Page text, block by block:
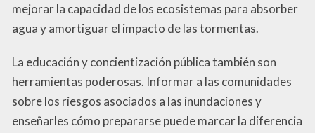
mejorar la capacidad de los ecosistemas para absorber
agua y amortiguar el impacto de las tormentas.
La educación y concientización pública también son
herramientas poderosas. Informar a las comunidades
sobre los riesgos asociados a las inundaciones y
enseñarles cómo prepararse puede marcar la diferencia